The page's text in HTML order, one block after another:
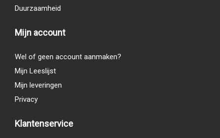
Duurzaamheid
Mijn account
Wel of geen account aanmaken?
Mijn Leeslijst
Mijn leveringen
Privacy
Klantenservice